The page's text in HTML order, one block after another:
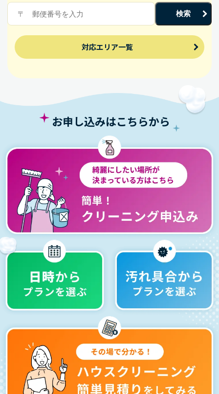
検索
対応エリア一覧
お申し込みはこちらから